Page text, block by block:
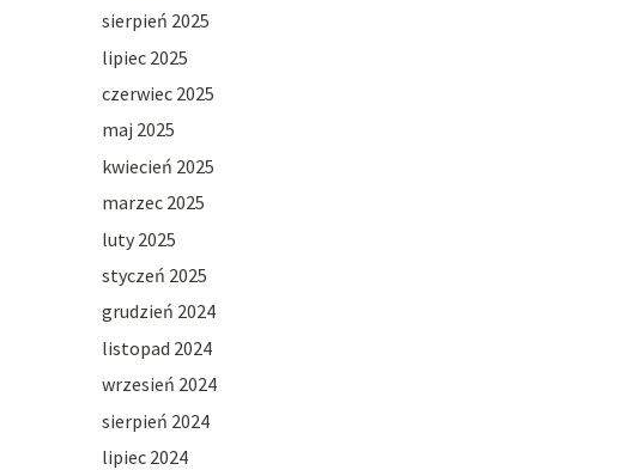
sierpień 2025
lipiec 2025
czerwiec 2025
maj 2025
kwiecień 2025
marzec 2025
luty 2025
styczeń 2025
grudzień 2024
listopad 2024
wrzesień 2024
sierpień 2024
lipiec 2024